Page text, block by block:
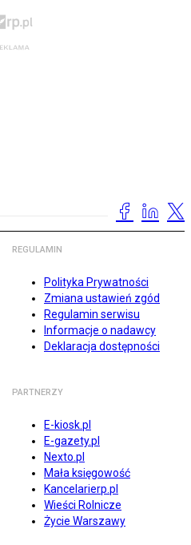
REGULAMIN
Polityka Prywatności
Zmiana ustawień zgód
Regulamin serwisu
Informacje o nadawcy
Deklaracja dostępności
PARTNERZY
E-kiosk.pl
E-gazety.pl
Nexto.pl
Mała księgowość
Kancelarierp.pl
Wieści Rolnicze
Życie Warszawy